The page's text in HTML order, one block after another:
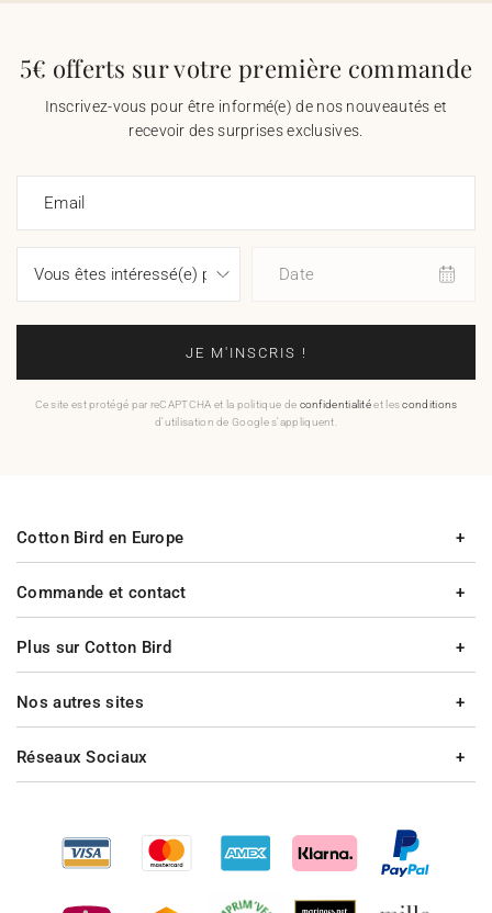
5€ offerts sur votre première commande
Inscrivez-vous pour être informé(e) de nos nouveautés et
recevoir des surprises exclusives.
Email
Date
JE M'INSCRIS !
Ce site est protégé par reCAPTCHA et la politique de confidentialitéet lesconditions
d'utilisation de Google s'appliquent.
Commande et contact
Plus sur Cotton Bird
Cotton Bird en Europe
Nos autres sites
Réseaux Sociaux